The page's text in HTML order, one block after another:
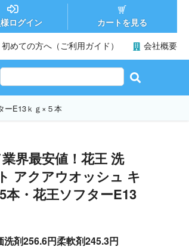
ログイン
カートを見る
初めての方へ（ご利用ガイド）
会社概要
ーE13ｋｇ×５本
界最安値！花王 洗
アクアウオッシュ キ
本・花王ソフターE13
剤256.6円柔軟剤245.3円